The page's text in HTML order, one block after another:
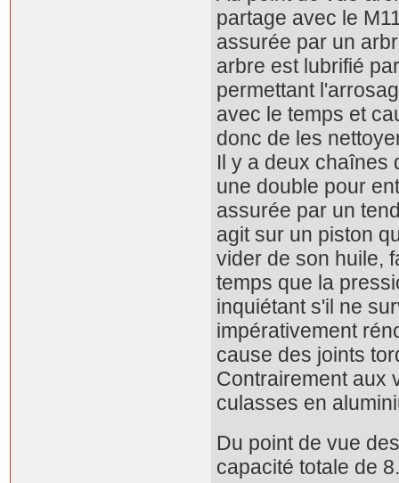
partage avec le
assurée par un
arbre est lubrifié
permettant
avec le temps et
donc de les
Il y a deux chaînes
une double pour
assurée par un
agit sur un piston
vider de son huile,
temps que la
inquiétant s'il ne
impérativement
cause des joints
Contrairement aux
culasses en
Du point de vue
capacité totale de